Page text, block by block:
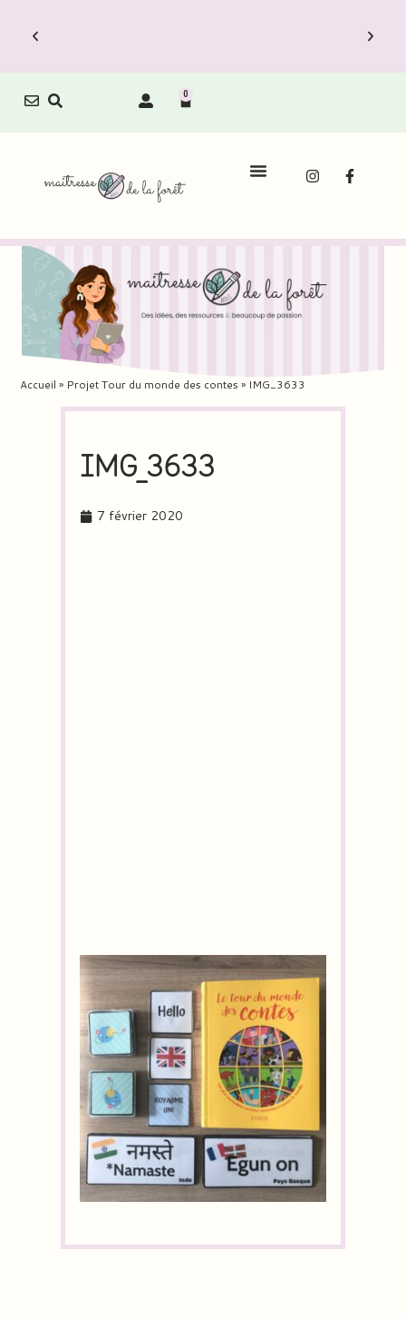
0
Accueil » Projet Tour du monde des contes » IMG_3633
IMG_3633
7 février 2020